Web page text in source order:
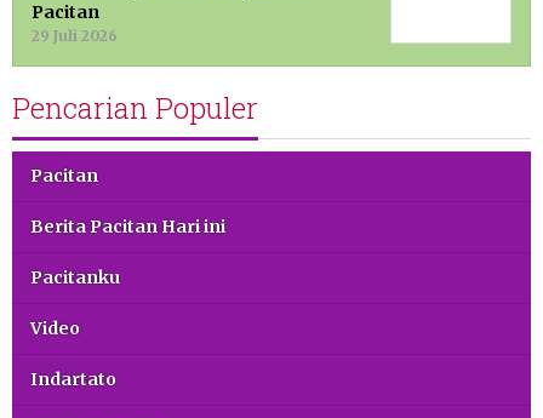
Pacitan
29 Juli 2026
Pencarian Populer
Pacitan
Berita Pacitan Hari ini
Pacitanku
Video
Indartato